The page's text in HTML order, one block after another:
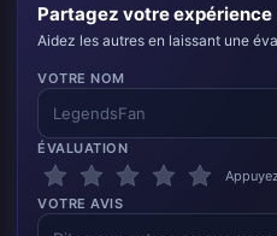
Partagez votre expérience
Aidez les autres en laissant une
VOTRE NOM
ÉVALUATION
VOTRE AVIS